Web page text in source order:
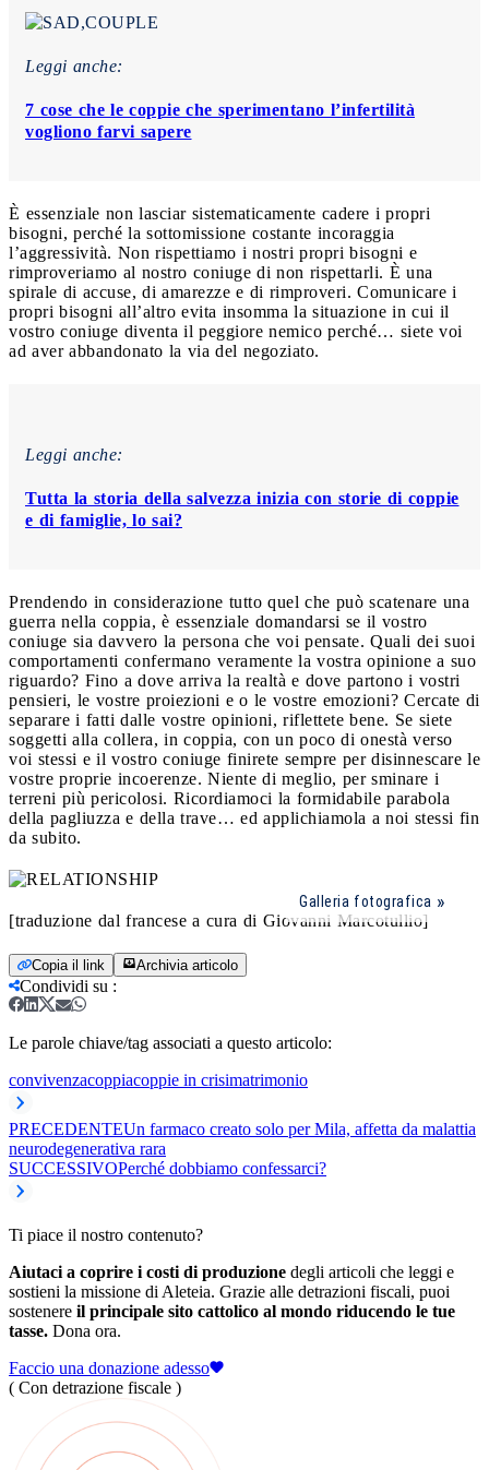
Leggi anche:
7 cose che le coppie che sperimentano l’infertilità
vogliono farvi sapere
È essenziale non lasciar sistematicamente cadere i propri
bisogni, perché la sottomissione costante incoraggia
l’aggressività. Non rispettiamo i nostri propri bisogni e
rimproveriamo al nostro coniuge di non rispettarli. È una
spirale di accuse, di amarezze e di rimproveri. Comunicare i
propri bisogni all’altro evita insomma la situazione in cui il
vostro coniuge diventa il peggiore nemico perché… siete voi
ad aver abbandonato la via del negoziato.
Leggi anche:
Tutta la storia della salvezza inizia con storie di coppie
e di famiglie, lo sai?
Prendendo in considerazione tutto quel che può scatenare una
guerra nella coppia, è essenziale domandarsi se il vostro
coniuge sia davvero la persona che voi pensate. Quali dei suoi
comportamenti confermano veramente la vostra opinione a suo
riguardo? Fino a dove arriva la realtà e dove partono i vostri
pensieri, le vostre proiezioni e o le vostre emozioni? Cercate di
separare i fatti dalle vostre opinioni, riflettete bene. Se siete
soggetti alla collera, in coppia, con un poco di onestà verso
voi stessi e il vostro coniuge finirete sempre per disinnescare le
vostre proprie incoerenze. Niente di meglio, per sminare i
terreni più pericolosi. Ricordiamoci la formidabile parabola
della pagliuzza e della trave… ed applichiamola a noi stessi fin
da subito.
Galleria fotografica
[traduzione dal francese a cura di Giovanni Marcotullio]
Copia il link Archivia articolo
Condividi su :
Le parole chiave/tag associati a questo articolo:
convivenzacoppiacoppie in crisimatrimonio
PRECEDENTEUn farmaco creato solo per Mila, affetta da malattia
neurodegenerativa rara
SUCCESSIVOPerché dobbiamo confessarci?
Ti piace il nostro contenuto?
Aiutaci a coprire i costi di produzione degli articoli che leggi e
sostieni la missione di Aleteia. Grazie alle detrazioni fiscali, puoi
sostenere il principale sito cattolico al mondo riducendo le tue
tasse. Dona ora.
Faccio una donazione adesso
( Con detrazione fiscale )